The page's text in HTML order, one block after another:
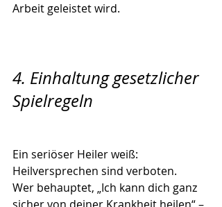
Arbeit geleistet wird.
4. Einhaltung gesetzlicher
Spielregeln
Ein seriöser Heiler weiß:
Heilversprechen sind verboten.
Wer behauptet, „Ich kann dich ganz